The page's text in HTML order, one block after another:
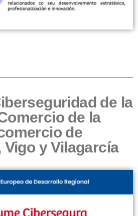
de la
de la
de
Vigo y Vilagarcía